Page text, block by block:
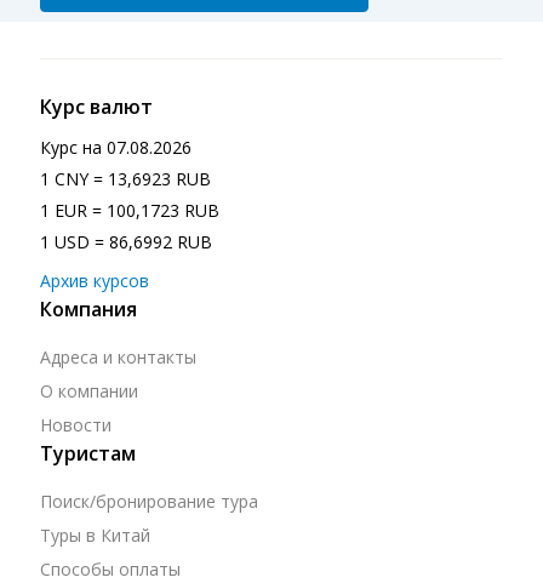
Курс валют
Курс на 07.08.2026
1 CNY = 13,6923 RUB
1 EUR = 100,1723 RUB
1 USD = 86,6992 RUB
Архив курсов
Компания
Адреса и контакты
О компании
Новости
Туристам
Поиск/бронирование тура
Туры в Китай
Способы оплаты